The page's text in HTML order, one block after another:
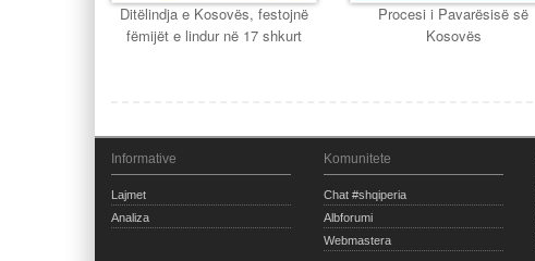
Ditëlindja e Kosovës, festojnë
fëmijët e lindur në 17 shkurt
Procesi i Pavarësisë së
Kosovës
Informative
Lajmet
Analiza
Komunitete
Chat #shqiperia
Albforumi
Webmastera